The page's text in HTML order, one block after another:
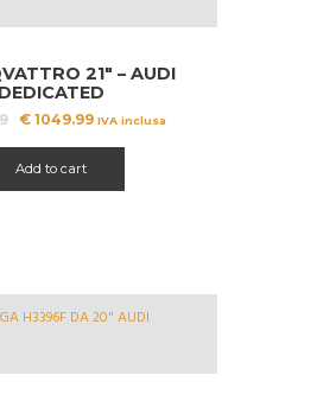
21″ – AUDI
DEDICATED
Il
era:
€ 1629.99.
€ 1049.99Il
€ 1049.99.
IVA inclusa
Add to cart